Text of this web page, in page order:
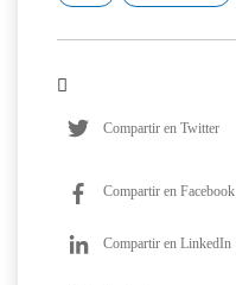
Compartir en Twitter
Compartir en Facebook
Compartir en LinkedIn